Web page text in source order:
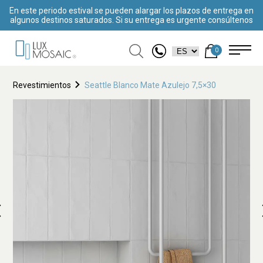
En este periodo estival se pueden alargar los plazos de entrega en
algunos destinos saturados. Si su entrega es urgente consúltenos
0
Revestimientos Seattle Blanco Mate Azulejo 7,5×30